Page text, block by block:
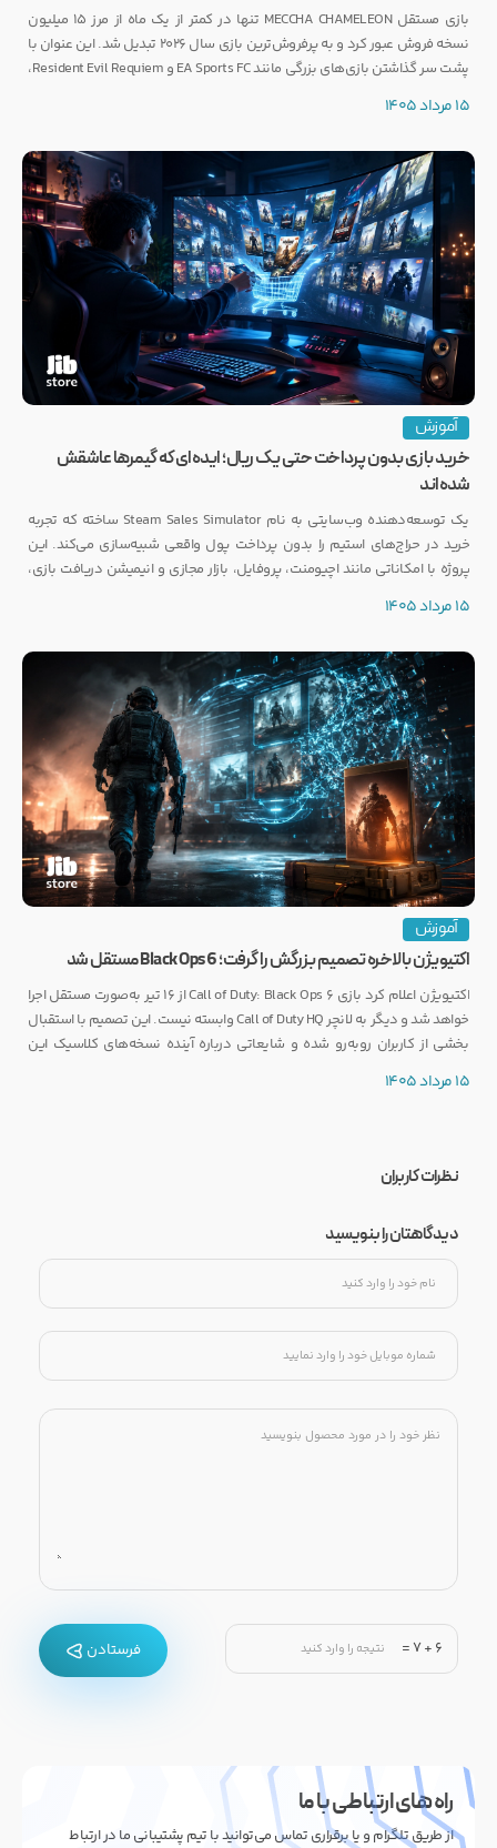
بازی مستقل MECCHA CHAMELEON تنها در کمتر از یک ماه از مرز ۱۵ میلیون
نسخه فروش عبور کرد و به پرفروش‌ترین بازی سال ۲۰۲۶ تبدیل شد. این عنوان با
پشت سر گذاشتن بازی‌های بزرگی مانند EA Sports FC و Resident Evil Requiem،
15 مرداد 1405
آموزش
خرید بازی بدون پرداخت حتی یک ریال؛ ایده‌ای که گیمرها عاشقش
شده‌اند
یک توسعه‌دهنده وب‌سایتی به نام Steam Sales Simulator ساخته که تجربه
خرید در حراج‌های استیم را بدون پرداخت پول واقعی شبیه‌سازی می‌کند. این
پروژه با امکاناتی مانند اچیومنت، پروفایل، بازار مجازی و انیمیشن دریافت بازی،
15 مرداد 1405
آموزش
اکتیویژن بالاخره تصمیم بزرگش را گرفت؛ Black Ops 6 مستقل شد
اکتیویژن اعلام کرد بازی Call of Duty: Black Ops 6 از ۱۶ تیر به‌صورت مستقل اجرا
خواهد شد و دیگر به لانچر Call of Duty HQ وابسته نیست. این تصمیم با استقبال
بخشی از کاربران روبه‌رو شده و شایعاتی درباره آینده نسخه‌های کلاسیک این
15 مرداد 1405
نظرات کاربران
دیدگاهتان را بنویسید
6
+
7
= فرستادن
راه های ارتباطی با ما
از طریق تلگرام و یا برقراری تماس می‌توانید با تیم پشتیبانی ما در ارتباط